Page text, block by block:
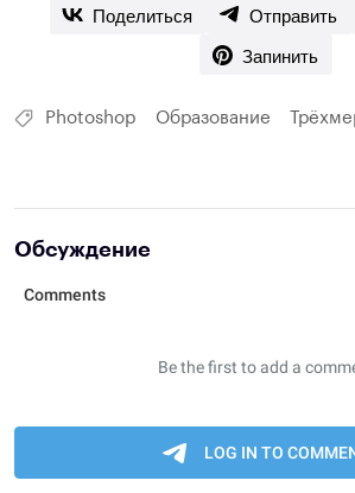
Поделиться Отправить
Запинить
Photoshop Образование
Обсуждение